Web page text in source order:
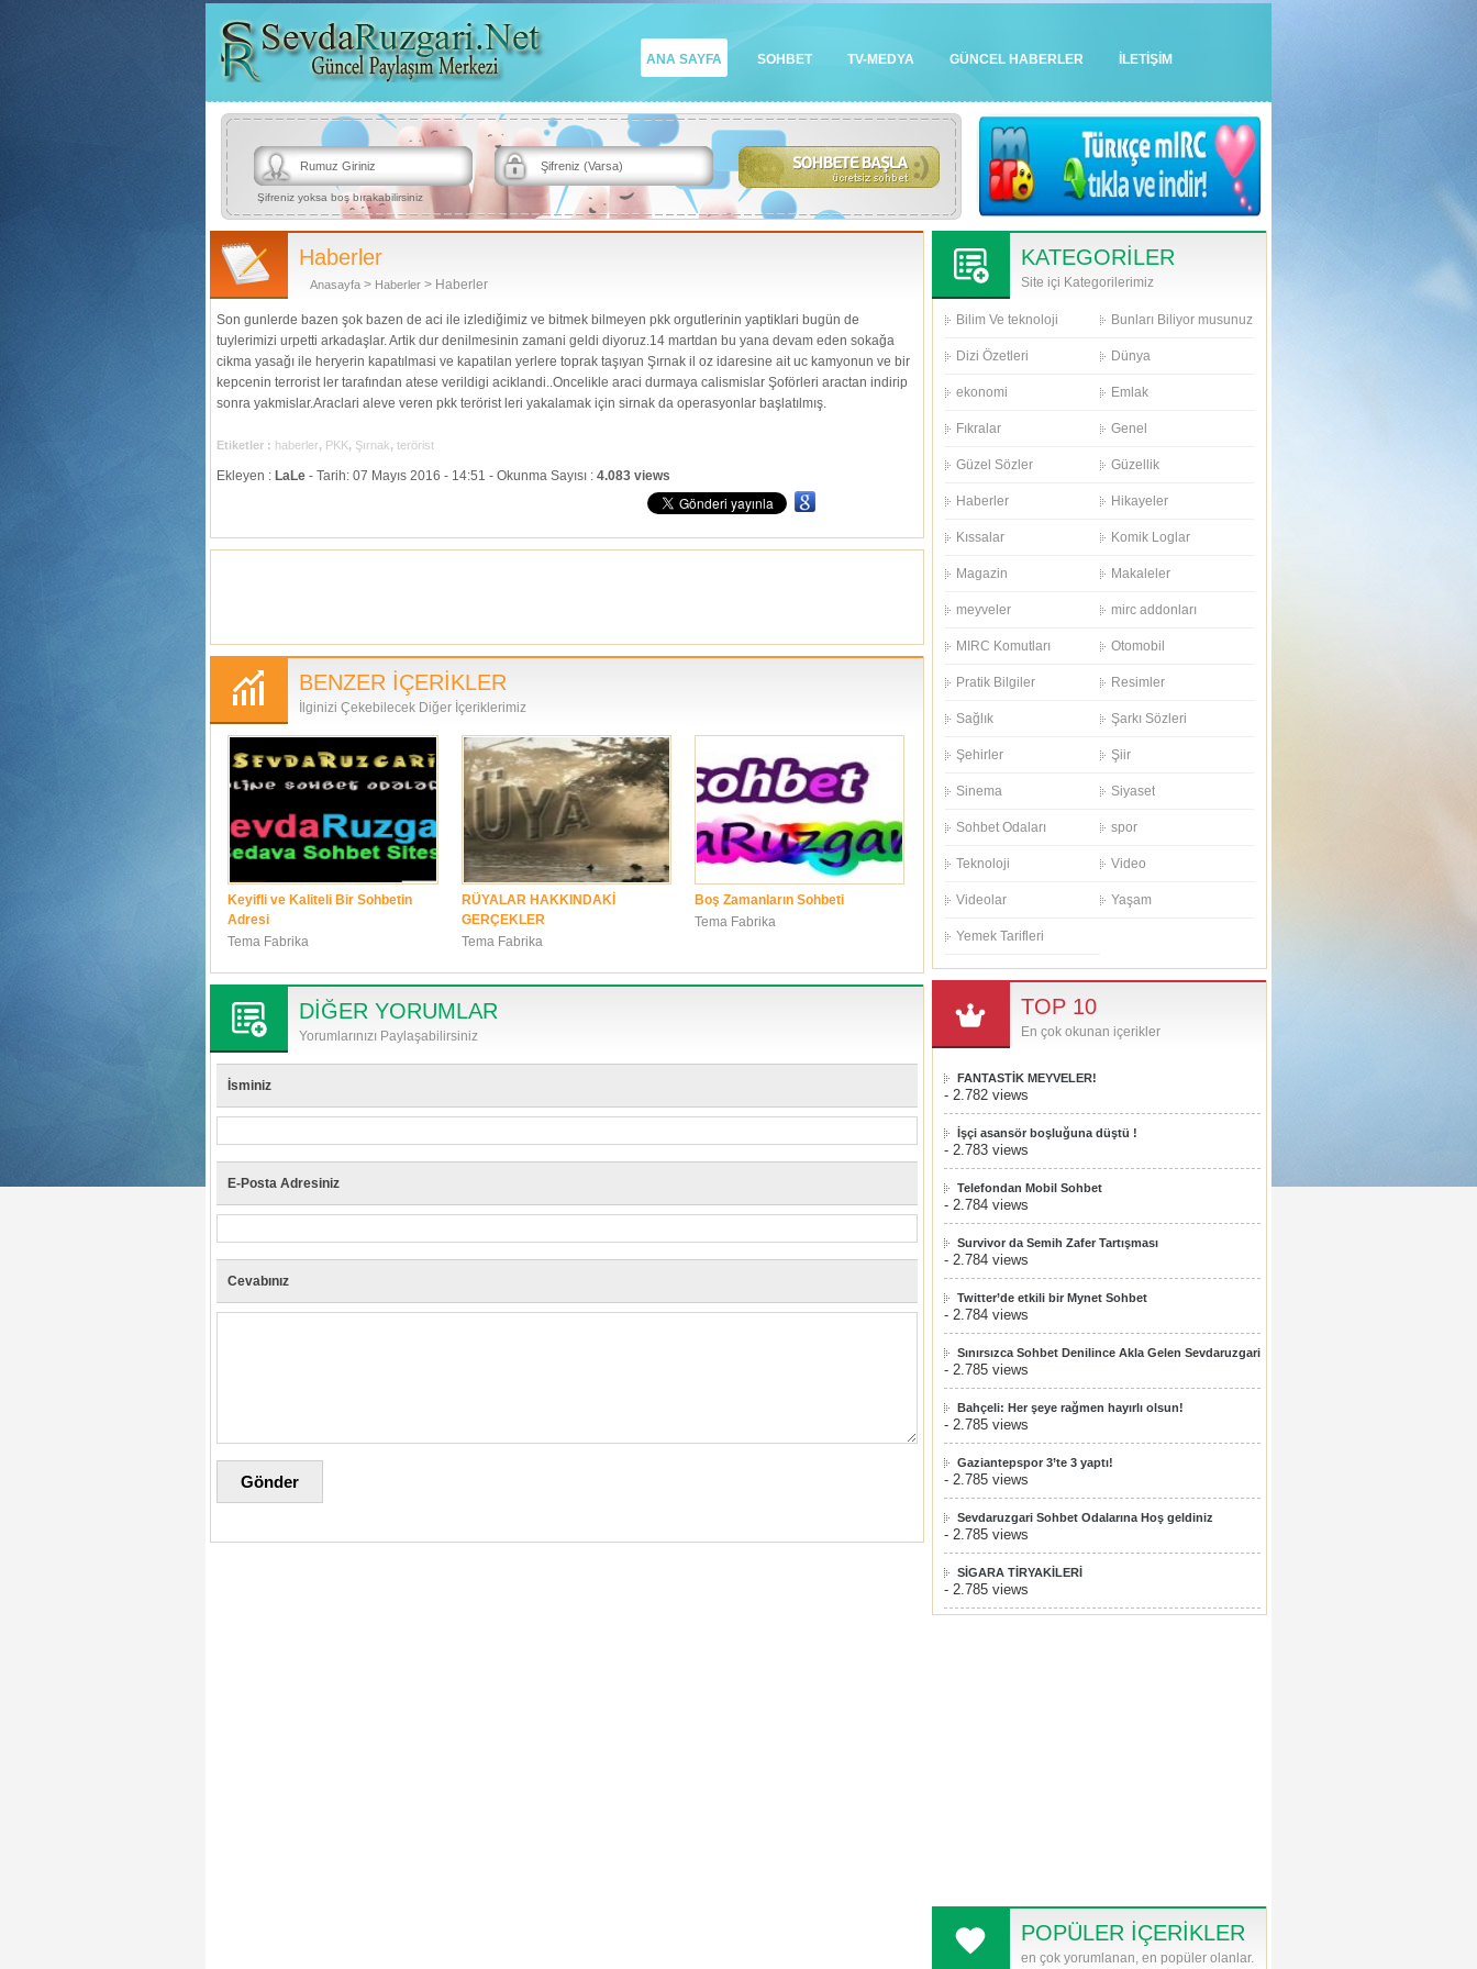
ANA SAYFA SOHBET TV-MEDYA GÜNCEL HABERLER İLETİŞİM
Şifreniz yoksa boş bırakabilirsiniz
Haberler
Anasayfa > Haberler > Haberler
Son gunlerde bazen şok bazen de aci ile izlediğimiz ve bitmek bilmeyen pkk orgutlerinin yaptiklari bugün de
tuylerimizi urpetti arkadaşlar. Artik dur denilmesinin zamani geldi diyoruz.14 martdan bu yana devam eden sokağa
cikma yasağı ile heryerin kapatılmasi ve kapatilan yerlere toprak taşıyan Şırnak il oz idaresine ait uc kamyonun ve bir
kepcenin terrorist ler tarafından atese verildigi aciklandi..Oncelikle araci durmaya calismislar Şoförleri aractan indirip
sonra yakmislar.Araclari aleve veren pkk terörist leri yakalamak için sirnak da operasyonlar başlatılmış.
Etiketler : haberler, PKK, Şırnak, terörist
Ekleyen : LaLe - Tarih: 07 Mayıs 2016 - 14:51 - Okunma Sayısı : 4.083 views
BENZER İÇERİKLER
İlginizi Çekebilecek Diğer İçeriklerimiz
Keyifli ve Kaliteli Bir Sohbetin
Adresi
Tema Fabrika
RÜYALAR HAKKINDAKİ
GERÇEKLER
Tema Fabrika
Boş Zamanların Sohbeti
Tema Fabrika
DİĞER YORUMLAR
Yorumlarınızı Paylaşabilirsiniz
İsminiz
E-Posta Adresiniz
Cevabınız
KATEGORİLER
Site içi Kategorilerimiz
Bilim Ve teknoloji Bunları Biliyor musunuz
Dizi Özetleri Dünya
ekonomi Emlak
Fıkralar Genel
Güzel Sözler Güzellik
Haberler Hikayeler
Kıssalar Komik Loglar
Magazin Makaleler
meyveler mirc addonları
MIRC Komutları Otomobil
Pratik Bilgiler Resimler
Sağlık Şarkı Sözleri
Şehirler Şiir
Sinema Siyaset
Sohbet Odaları spor
Teknoloji Video
Videolar Yaşam
Yemek Tarifleri
TOP 10
En çok okunan içerikler
FANTASTİK MEYVELER!
- 2.782 views
İşçi asansör boşluğuna düştü !
- 2.783 views
Telefondan Mobil Sohbet
- 2.784 views
Survivor da Semih Zafer Tartışması
- 2.784 views
Twitter’de etkili bir Mynet Sohbet
- 2.784 views
Sınırsızca Sohbet Denilince Akla Gelen Sevdaruzgari
- 2.785 views
Bahçeli: Her şeye rağmen hayırlı olsun!
- 2.785 views
Gaziantepspor 3’te 3 yaptı!
- 2.785 views
Sevdaruzgari Sohbet Odalarına Hoş geldiniz
- 2.785 views
SİGARA TİRYAKİLERİ
- 2.785 views
POPÜLER İÇERİKLER
en çok yorumlanan, en popüler olanlar.